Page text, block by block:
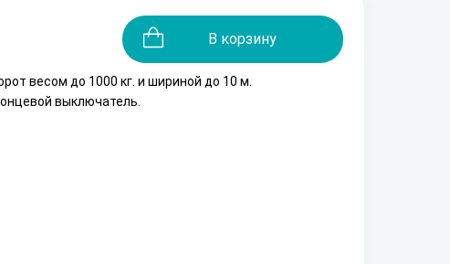
В корзину
весом до 1000 кг. и шириной до 10 м.
выключатель.